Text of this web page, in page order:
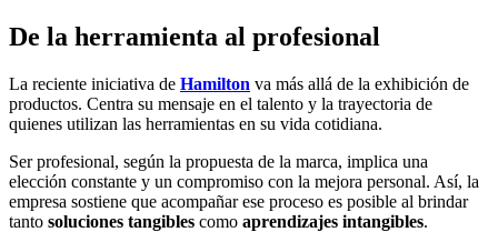
De la herramienta al profesional
La reciente iniciativa de Hamilton va más allá de la exhibición de
productos. Centra su mensaje en el talento y la trayectoria de
quienes utilizan las herramientas en su vida cotidiana.
Ser profesional, según la propuesta de la marca, implica una
elección constante y un compromiso con la mejora personal. Así, la
empresa sostiene que acompañar ese proceso es posible al brindar
tanto soluciones tangibles como aprendizajes intangibles.